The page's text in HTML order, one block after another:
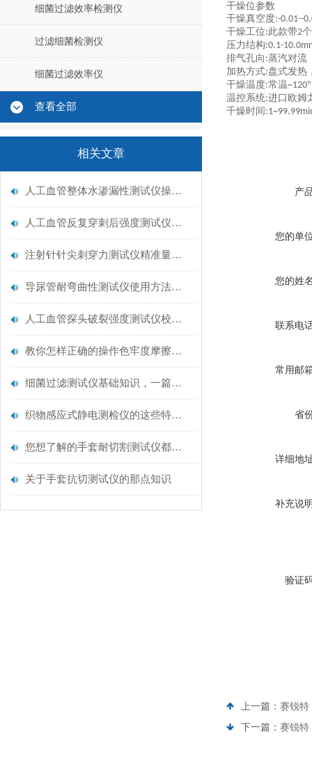
细菌过滤效率检测仪
过滤细菌检测仪
细菌过滤效率仪
查看全部
相关文章
人工血管整体水渗漏性测试仪操作中最容易出错的步骤
人工血管反复穿刺后强度测试仪是什么？透析患者的“生命管“质量靠它把关！
注射针针尖刺穿力测试仪精准量化针尖锋利度，构筑临床安全防线
导尿管耐弯曲性测试仪使用方法与操作规范
人工血管探头破裂强度测试仪校准规范：精准赋能医疗安全的技术基准
教你怎样正确的操作色牢度摩擦测试机
细菌过滤测试仪基础知识，一篇搞定
织物感应式静电测检仪的这些特点很少有人都知道
您想了解的手套耐切割测试仪都在这里了
关于手套抗切测试仪的那点知识
干燥位参数
干燥真空度:-0.01--
干燥工位:此款带2
压力结构:0.1-
排气孔向 :蒸汽对流
加热方式:盘式发热
干燥温度:常温~120°
温控系统:进口欧姆
千燥时间
产
您的单
您的姓
联系电
常用邮
省
详细地
补充说
验证
上一篇： 赛锐特
下一篇： 赛锐特